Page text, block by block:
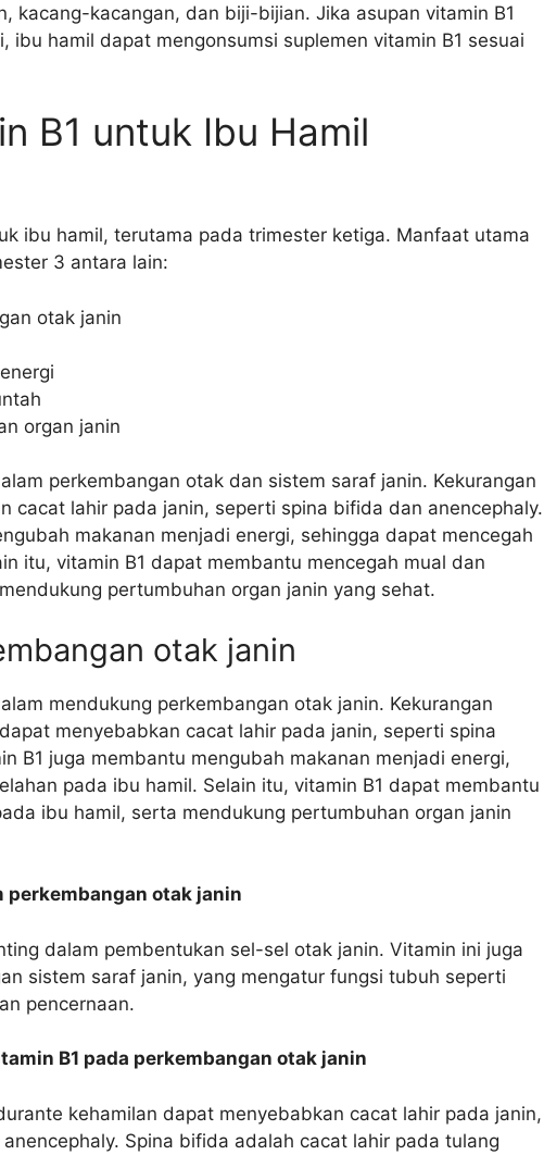
kacang-kacangan, dan biji-bijian. Jika asupan vitamin B1
ibu hamil dapat mengonsumsi suplemen vitamin B1 sesuai
B1 untuk Ibu Hamil
ibu hamil, terutama pada trimester ketiga. Manfaat utama
3 antara lain:
otak janin
organ janin
perkembangan otak dan sistem saraf janin. Kekurangan
cacat lahir pada janin, seperti spina bifida dan anencephaly.
makanan menjadi energi, sehingga dapat mencegah
itu, vitamin B1 dapat membantu mencegah mual dan
pertumbuhan organ janin yang sehat.
otak janin
mendukung perkembangan otak janin. Kekurangan
menyebabkan cacat lahir pada janin, seperti spina
B1 juga membantu mengubah makanan menjadi energi,
pada ibu hamil. Selain itu, vitamin B1 dapat membantu
ibu hamil, serta mendukung pertumbuhan organ janin
perkembangan otak janin
dalam pembentukan sel-sel otak janin. Vitamin ini juga
sistem saraf janin, yang mengatur fungsi tubuh seperti
pencernaan.
B1 pada perkembangan otak janin
kehamilan dapat menyebabkan cacat lahir pada janin,
Spina bifida adalah cacat lahir pada tulang